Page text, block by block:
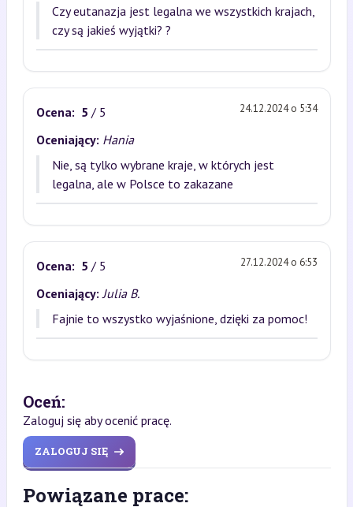
Czy eutanazja jest legalna we wszystkich krajach,
czy są jakieś wyjątki? ?
Ocena: 5 / 5 24.12.2024 o 5:34
Oceniający: Hania
Nie, są tylko wybrane kraje, w których jest
legalna, ale w Polsce to zakazane
Ocena: 5 / 5 27.12.2024 o 6:53
Oceniający: Julia B.
Fajnie to wszystko wyjaśnione, dzięki za pomoc!
Oceń:
Zaloguj się aby ocenić pracę.
ZALOGUJ SIĘ
Powiązane prace: